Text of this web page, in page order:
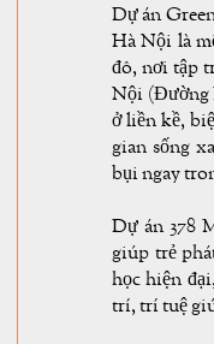
Dự án
Hà Nội là
đô, nơi tập
Nội (Đường
ở liền kề,
gian sống
bụi ngay
Dự án 378
giúp trẻ
học hiện
trí, trí tuệ